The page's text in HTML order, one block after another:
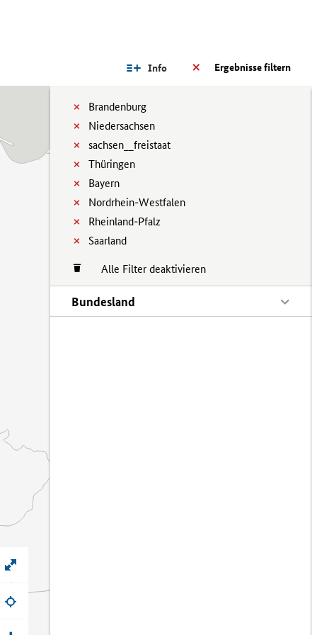
Ergebnisse filtern
Info
Brandenburg
Niedersachsen
sachsen__freistaat
Thüringen
Bayern
Nordrhein-Westfalen
Rheinland-Pfalz
Saarland
Alle Filter deaktivieren
Bundesland